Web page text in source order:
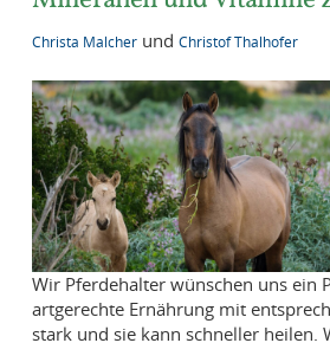
Christa Malcher undChristof Thalhofer
Wir Pferdehalter wünschen uns ein
artgerechte Ernährung mit
stark und sie kann schneller